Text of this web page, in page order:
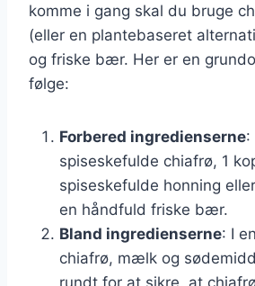
komme i gang skal du bruge
(eller en plantebaseret
og friske bær. Her er en
følge:
Forbered ingredienserne:
spiseskefulde chiafrø, 1
spiseskefulde honning
en håndfuld friske bær.
Bland ingredienserne: I
chiafrø, mælk og